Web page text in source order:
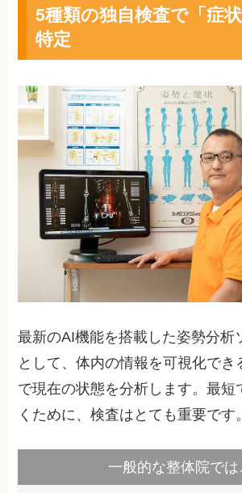
5種類の独自検査で「症
特定
最新のAI機能を搭載した姿勢分析
として、体内の情報を可視化でき
で現在の状態を分析します。最短
くために、検査はとても重要です。
一般的な整体院で